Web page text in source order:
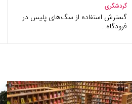
گردشگری
گسترش استفاده از سگ‌های پلیس در
فرودگاه…